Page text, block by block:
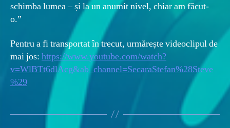
schimba lumea – și la un anumit nivel, chiar am făcut-
o.”
Pentru a fi transportat în trecut, urmărește videoclipul de
mai jos: https://www.youtube.com/watch?
v=WlBTt6dlAcg&ab_channel=SecaraStefan%28Steve
%29